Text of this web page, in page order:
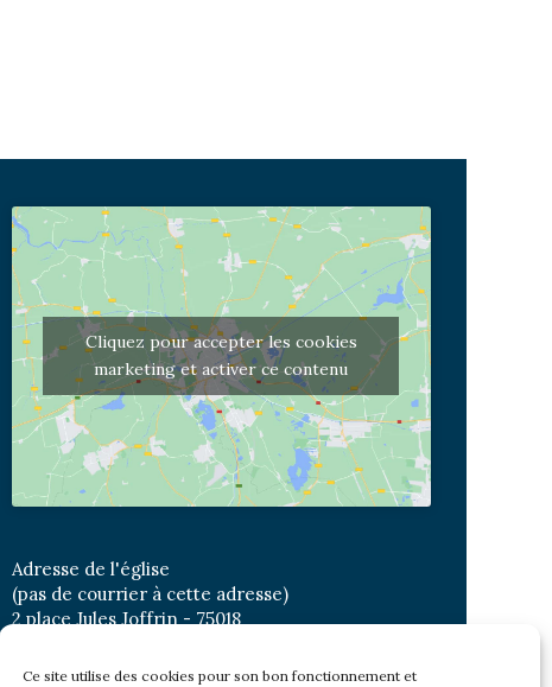
Ce site utilise des cookies pour son bon fonctionnement et
Cliquez pour accepter les cookies
marketing et activer ce contenu
Adresse de l'église
(pas de courrier à cette adresse)
2 place Jules Joffrin - 75018
Bus : Mairie du XVIII